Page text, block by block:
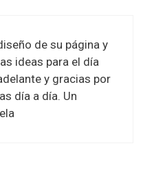
de su página y
ideas para el día
y gracias por
día a día. Un